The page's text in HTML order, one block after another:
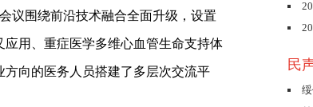
议围绕前沿技术融合全面升级，设置
用、重症医学多维心血管生命支持体
向的医务人员搭建了多层次交流平